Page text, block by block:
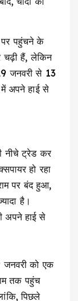
पर पहुंचने के
चढ़ी हैं, लेकिन
जनवरी से 13
अपने हाई से
नीचे ट्रेड कर
हो रहा
पर बंद हुआ,
है।
अपने हाई से
जनवरी को एक
तक पहुंच
पिछले